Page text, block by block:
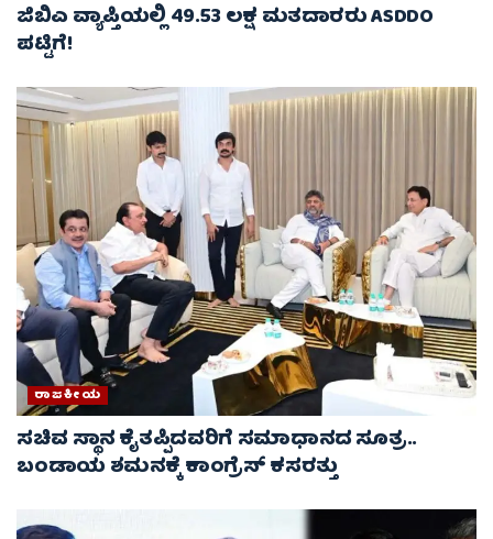
ಜಿಬಿಎ ವ್ಯಾಪ್ತಿಯಲ್ಲಿ 49.53 ಲಕ್ಷ ಮತದಾರರು ASDDO
ಪಟ್ಟಿಗೆ!
ರಾಜಕೀಯ
ಸಚಿವ ಸ್ಥಾನ ಕೈತಪ್ಪಿದವರಿಗೆ ಸಮಾಧಾನದ ಸೂತ್ರ..
ಬಂಡಾಯ ಶಮನಕ್ಕೆ ಕಾಂಗ್ರೆಸ್ ಕಸರತ್ತು